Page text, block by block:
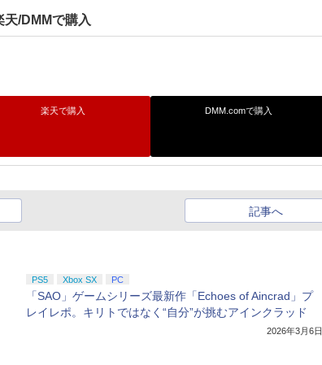
/DMMで購入
楽天で購入 DMM.comで購入
記事へ
PS5 Xbox SX PC
「SAO」ゲームシリーズ最新作「Echoes of Aincrad」プ
レイレポ。キリトではなく“自分”が挑むアインクラッド
2026年3月6日